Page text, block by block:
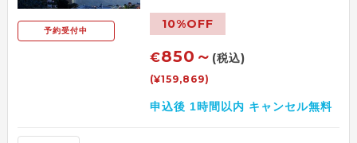
予約受付中 10%OFF
€850～ (税込)
(¥159,869)
申込後 1時間以内 キャンセル無料